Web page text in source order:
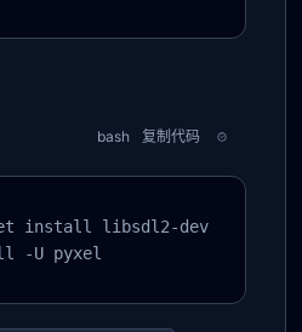
bash 复制代码
install libsdl2-dev
-U pyxel